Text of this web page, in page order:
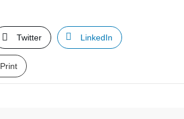
Twitter LinkedIn
Print